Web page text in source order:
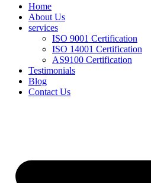
Home
About Us
services
ISO 9001 Certification
ISO 14001 Certification
AS9100 Certification
Testimonials
Blog
Contact Us